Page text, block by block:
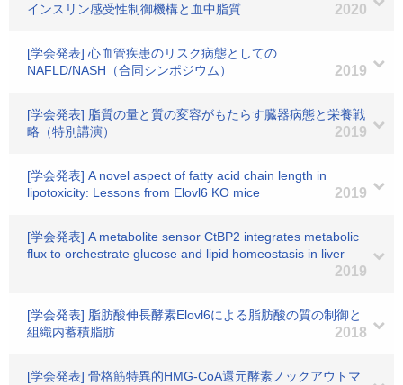
インスリン感受性制御機構と血中脂質
2020
[学会発表] 心血管疾患のリスク病態としての
NAFLD/NASH（合同シンポジウム）
2019
[学会発表] 脂質の量と質の変容がもたらす臓器病態と栄養戦
略（特別講演）
2019
[学会発表] A novel aspect of fatty acid chain length in
lipotoxicity: Lessons from Elovl6 KO mice
2019
[学会発表] A metabolite sensor CtBP2 integrates metabolic
flux to orchestrate glucose and lipid homeostasis in liver
2019
[学会発表] 脂肪酸伸長酵素Elovl6による脂肪酸の質の制御と
組織内蓄積脂肪
2018
[学会発表] 骨格筋特異的HMG-CoA還元酵素ノックアウトマ